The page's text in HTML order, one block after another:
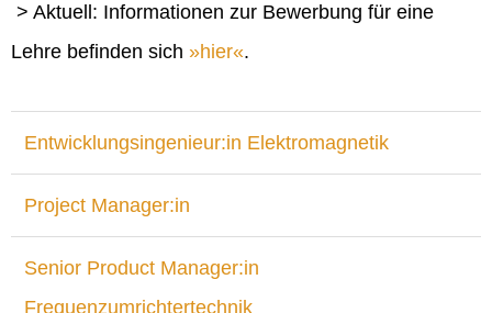
> Aktuell: Informationen zur Bewerbung für eine
Lehre befinden sich
hier .
Entwicklungsingenieur:in Elektromagnetik
Project Manager:in
Senior Product Manager:in
Frequenzumrichtertechnik